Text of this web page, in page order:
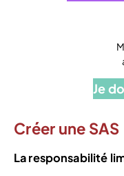
Je
Créer une
La responsabilité